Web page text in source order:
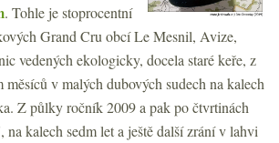
. Tohle je stoprocentní
Grand Cru obcí Le Mesnil, Avize,
vedených ekologicky, docela staré keře, z
v malých dubových sudech na kalech
Z půlky ročník 2009 a pak po čtvrtinách
kalech sedm let a ještě další zrání v lahvi